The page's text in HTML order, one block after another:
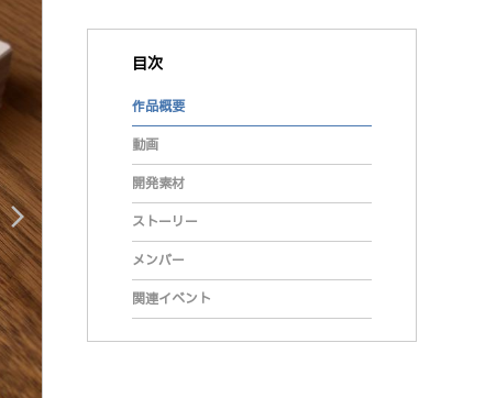
arrow_forward_ios
目次
作品概要
動画
開発素材
ストーリー
メンバー
関連イベント